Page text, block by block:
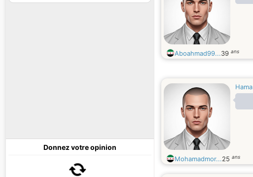
Donnez votre opinion
Aboahmad99...39 ans
Hama
Mohamadmor...25 ans